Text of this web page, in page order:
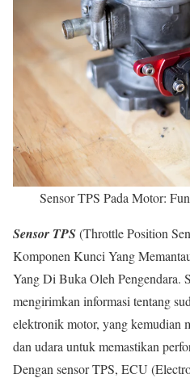
Sensor TPS Pada Motor:
Sensor TPS(Throttle Position
Komponen Kunci Yang
Yang Di Buka Oleh Pengendara.
mengirimkan informasi tentang
elektronik motor, yang kemudian
dan udara untuk memastikan
Dengan sensor TPS, ECU